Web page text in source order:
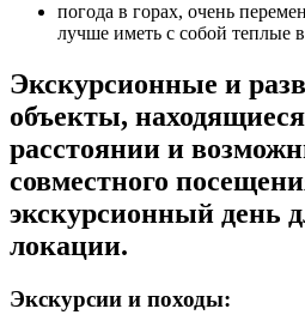
погода в горах, очень
лучше иметь с собой теплые
Экскурсионные и
объекты,
расстоянии и
совместного
экскурсионный день
локации.
Экскурсии и походы: